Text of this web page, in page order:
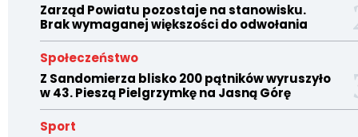
Zarząd Powiatu pozostaje na stanowisku.
Brak wymaganej większości do odwołania
Społeczeństwo
Z Sandomierza blisko 200 pątników wyruszyło
w 43. Pieszą Pielgrzymkę na Jasną Górę
Sport